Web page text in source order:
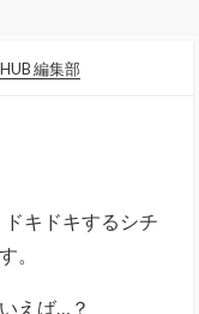
編集部
キドキするシチ
。
えば…？